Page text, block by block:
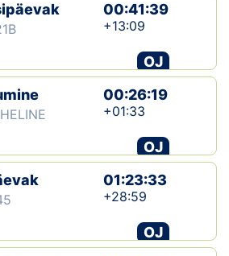
00:41:39
+13:09
OJ
00:26:19
+01:33
OJ
01:23:33
+28:59
OJ